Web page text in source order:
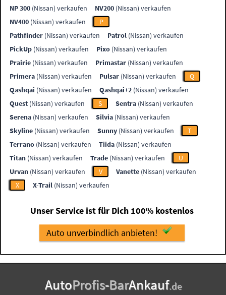
NP 300 (Nissan) verkaufen NV200 (Nissan) verkaufen
NV400 (Nissan) verkaufen
P
Pathfinder (Nissan) verkaufen Patrol (Nissan) verkaufen
PickUp (Nissan) verkaufen Pixo (Nissan) verkaufen
Prairie (Nissan) verkaufen Primastar (Nissan) verkaufen
Primera (Nissan) verkaufen Pulsar (Nissan) verkaufen
Q
Qashqai (Nissan) verkaufen Qashqai+2 (Nissan) verkaufen
Quest (Nissan) verkaufen S Sentra (Nissan) verkaufen
Serena (Nissan) verkaufen Silvia (Nissan) verkaufen
Skyline (Nissan) verkaufen Sunny (Nissan) verkaufen
T
Terrano (Nissan) verkaufen Tiida (Nissan) verkaufen
Titan (Nissan) verkaufen Trade (Nissan) verkaufen
U
Urvan (Nissan) verkaufen V Vanette (Nissan) verkaufen
X
X-Trail (Nissan) verkaufen
Unser Service ist für Dich 100% kostenlos
Auto unverbindlich anbieten!
AutoProfis-BarAnkauf.de